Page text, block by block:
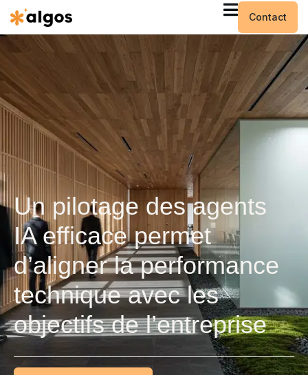
Contact
Un pilotage des agents
IA efficace permet
d’aligner la performance
technique avec les
objectifs de l’entreprise